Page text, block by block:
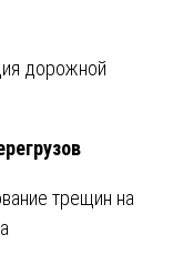
дорожной
трещин на